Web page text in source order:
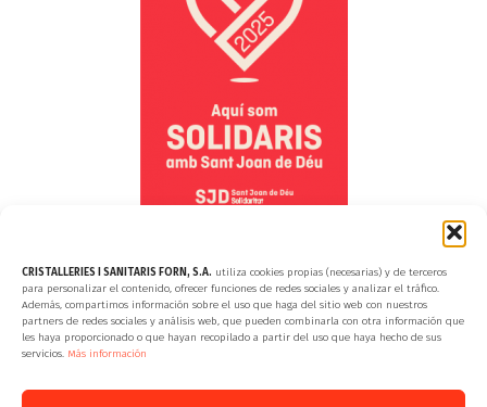
CRISTALLERIES I SANITARIS FORN, S.A. utiliza cookies propias (necesarias) y de terceros
para personalizar el contenido, ofrecer funciones de redes sociales y analizar el tráfico.
Además, compartimos información sobre el uso que haga del sitio web con nuestros
partners de redes sociales y análisis web, que pueden combinarla con otra información que
les haya proporcionado o que hayan recopilado a partir del uso que haya hecho de sus
servicios. Más información
© 2024 Cristalleries i Sanitaris Forn, S.A.· Tots els drets reservats